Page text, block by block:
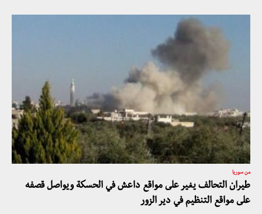
من سوريا
طيران التحالف يغير على مواقع داعش في الحسكة ويواصل قصفه
على مواقع التنظيم في دير الزور